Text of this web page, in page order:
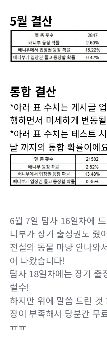
5월 결산
통합 결산
*아래 표 수치는 게시글
행하면서 미세하게 변동
*아래 표 수치는 테스트
날 까지의 통합 확률이에
6월 7일 탐사 16일차에
니부가 장기 출정권도 줬
전설의 동물 마냥 안나와
어 나왔습니다!
탐사 18일차에는 장기
럴수!
하지만 위에 말씀 드린
장이 부족해서 당분간 무
ㅠㅠ